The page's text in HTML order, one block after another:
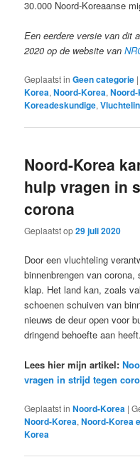
30.000 Noord-Koreaanse
Een eerdere versie van dit
2020 op de website van
Geplaatst in Geen categorie
Korea,Noord-Korea,
Koreadeskundige,
Noord-Korea
hulp vragen in
corona
Geplaatst op29 juli 2020
Door een vluchteling
binnenbrengen van
klap. Het land kan, zoals
schoenen schuiven van
nieuws de deur open voor
dringend behoefte aan heeft.
Lees hier mijn artikel:
vragen in strijd tegen
Geplaatst in Noord-Korea |
Noord-Korea,Noord-Korea
Korea